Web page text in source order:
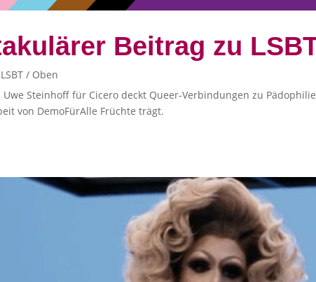
Beitrag zu
LSBT / Oben
Uwe Steinhoff für Cicero deckt Queer-Verbindungen zu
von DemoFürAlle Früchte trägt.